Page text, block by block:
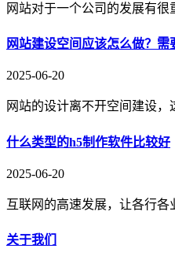
网站对于一个公司的发展有
网站建设空间应该怎么做？需
2025-06-20
网站的设计离不开空间建设
什么类型的h5制作软件比较好
2025-06-20
互联网的高速发展，让各行
关于我们